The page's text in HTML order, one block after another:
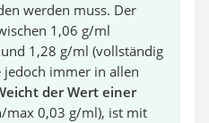
werden muss. Der
1,06 g/ml
1,28 g/ml (vollständig
jedoch immer in allen
der Wert einer
max 0,03 g/ml), ist mit